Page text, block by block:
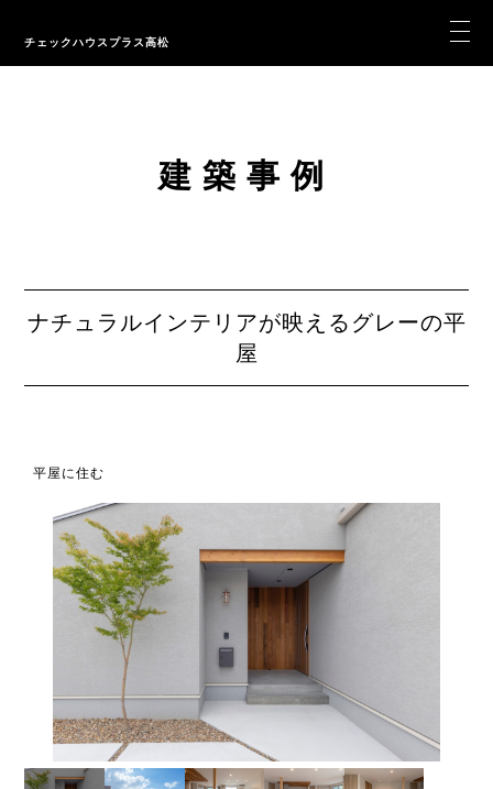
チェックハウスプラス高松
建築事例
ナチュラルインテリアが映えるグレーの平
屋
平屋に住む